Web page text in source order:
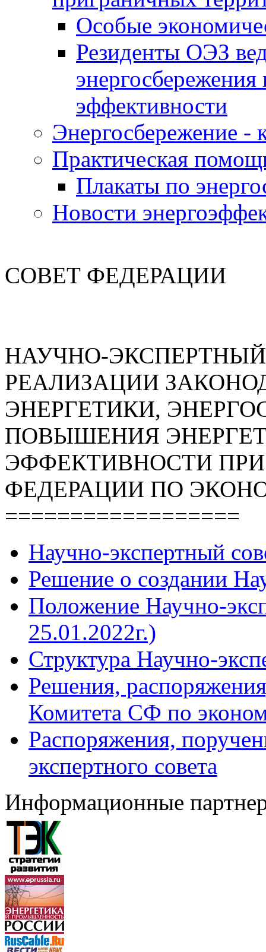
Особые
Резиденты ОЭЗ
эффективности
Энергосбережение -
Практическая
Плакаты по
Новости
СОВЕТ ФЕДЕРАЦИИ
НАУЧНО-
РЕАЛИЗАЦИИ
ЭНЕРГЕТИКИ,
ПОВЫШЕНИЯ
ЭФФЕКТИВНОСТИ
ФЕДЕРАЦИИ ПО
==================
Научно-экспертный
Решение о создании
Положение Научно-
25.01.2022г.)
Структура Научно-
Решения,
Комитета СФ по
Распоряжения,
экспертного совета
Информационные